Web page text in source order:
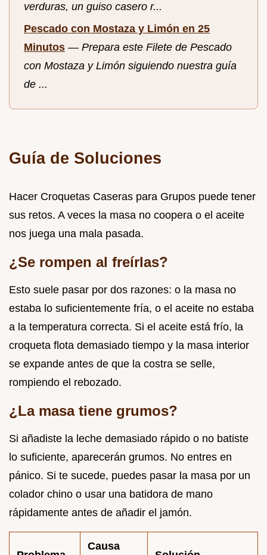
verduras, un guiso casero r...
Pescado con Mostaza y Limón en 25
Minutos — Prepara este Filete de Pescado
con Mostaza y Limón siguiendo nuestra guía
de ...
Guía de Soluciones
Hacer Croquetas Caseras para Grupos puede tener
sus retos. A veces la masa no coopera o el aceite
nos juega una mala pasada.
¿Se rompen al freírlas?
Esto suele pasar por dos razones: o la masa no
estaba lo suficientemente fría, o el aceite no estaba
a la temperatura correcta. Si el aceite está frío, la
croqueta flota demasiado tiempo y la masa interior
se expande antes de que la costra se selle,
rompiendo el rebozado.
¿La masa tiene grumos?
Si añadiste la leche demasiado rápido o no batiste
lo suficiente, aparecerán grumos. No entres en
pánico. Si te sucede, puedes pasar la masa por un
colador chino o usar una batidora de mano
rápidamente antes de añadir el jamón.
Causa